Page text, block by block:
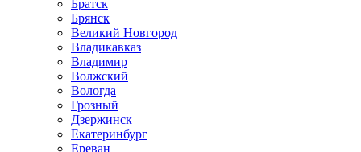
Братск
Брянск
Великий Новгород
Владикавказ
Владимир
Волжский
Вологда
Грозный
Дзержинск
Екатеринбург
Ереван